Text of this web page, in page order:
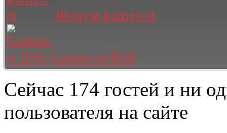
Форум games-st
Games-st RSS
Сейчас 174 гостей и ни
пользователя на сайте